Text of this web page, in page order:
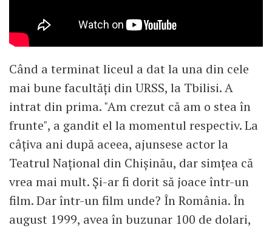
Când a terminat liceul a dat la una din cele
mai bune facultăți din URSS, la Tbilisi. A
intrat din prima. "Am crezut că am o stea în
frunte", a gandit el la momentul respectiv. La
câțiva ani după aceea, ajunsese actor la
Teatrul Național din Chișinău, dar simțea că
vrea mai mult. Și-ar fi dorit să joace într-un
film. Dar într-un film unde? În România. În
august 1999, avea în buzunar 100 de dolari,